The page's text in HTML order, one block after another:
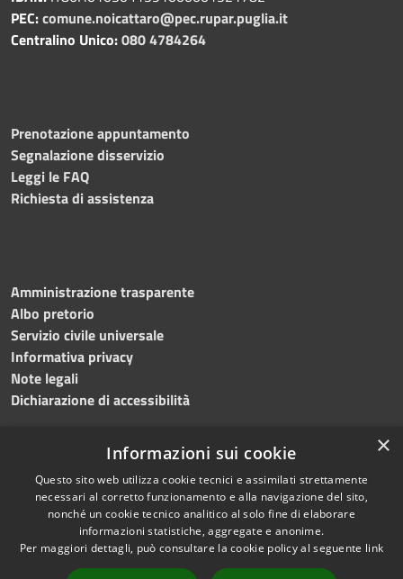
PEC:comune.noicattaro@pec.rupar.puglia.it
Centralino Unico:080 4784264
Prenotazione appuntamento
Segnalazione disservizio
Leggi le FAQ
Richiesta di assistenza
Amministrazione trasparente
Albo pretorio
Servizio civile universale
Informativa privacy
Note legali
Dichiarazione di accessibilità
RSS
Accessibilità
Cookie
Mappa del sito
Copyright © 2023 •
Comune di Noicàttaro
Powered byMunicipium
Redazione•Portale
dipendente
×
Informazioni sui cookie
Questo sito web utilizza cookie tecnici e assimilati strettamente
necessari al corretto funzionamento e alla navigazione del sito,
nonché un cookie tecnico analitico al solo fine di elaborare
informazioni statistiche, aggregate e anonime.
Per maggiori dettagli, può consultare la cookie policy al seguente link